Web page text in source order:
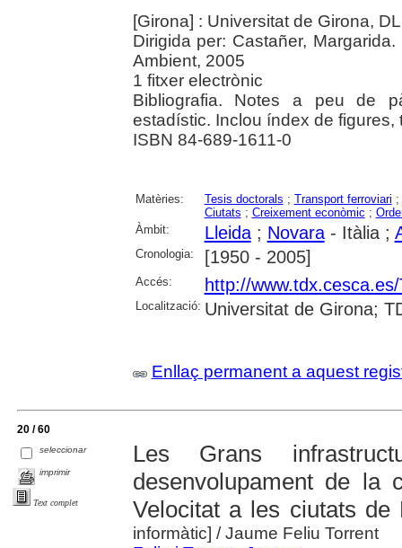
[Girona] : Universitat de Girona,
Dirigida per: Castañer,
Ambient, 2005
1 fitxer electrònic
Bibliografia. Notes a peu de
estadístic. Inclou índex de
ISBN 84-689-1611-0
Matèries: Tesis doctorals ; Transport ferroviari ;
Ciutats ; Creixement econòmic ;
Àmbit:
Lleida; Novara- Itàlia ;
Cronologia: [1950 - 2005]
Accés: http://
Localització: Universitat de Girona;
Enllaç permanent a aquest
20 / 60
seleccionar
imprimir
Text complet
Les Grans
desenvolupament de la
Velocitat a les ciutats de
informàtic] / Jaume Feliu Torrent